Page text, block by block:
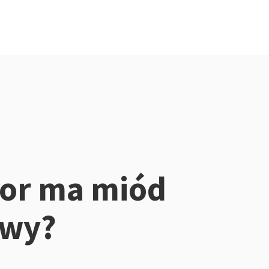
ma miód